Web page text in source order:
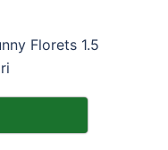
Florets 1.5